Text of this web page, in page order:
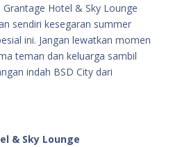
Hotel & Sky Lounge
sendiri kesegaran summer
ini. Jangan lewatkan momen
teman dan keluarga sambil
indah BSD City dari
& Sky Lounge